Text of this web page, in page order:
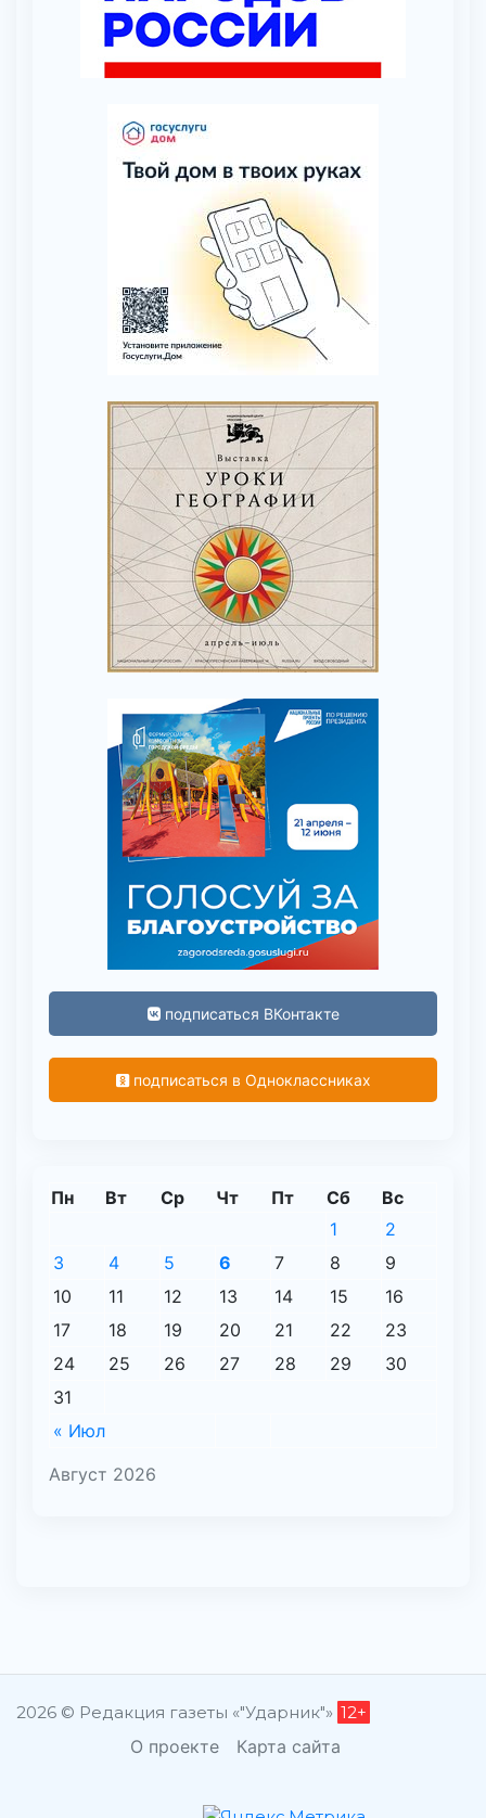
подписаться ВКонтакте
подписаться в Одноклассниках
Август 2026
Пн Вт Ср Чт Пт Сб Вс
« Июл
1
2
3
4 5 6 7 8
9
10
11 12 13 14 15
16
17
18 19 20 21 22
23
24
25 26 27 28 29
30
31
2026 © Редакция газеты «"Ударник"» 12+
О проекте Карта сайта